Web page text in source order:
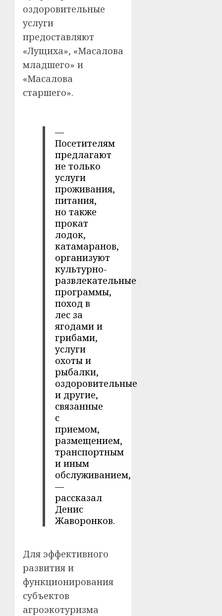
оздоровительные
услуги
предоставляют
«Лущиха», «Масалова
младшего» и
«Масалова
старшего».
—
Посетителям
предлагают
не только
услуги
проживания,
питания,
но также
прокат
лодок,
катамаранов,
организуют
культурно-
развлекательные
программы,
поход в
лес за
ягодами и
грибами,
услуги
охоты и
рыбалки,
оздоровительные
и другие,
связанные
с
приемом,
размещением,
транспортным
и иным
обслуживанием,
—
рассказал
Денис
Жаворонков.
Для эффективного
развития и
функционирования
субъектов
агроэкотуризма